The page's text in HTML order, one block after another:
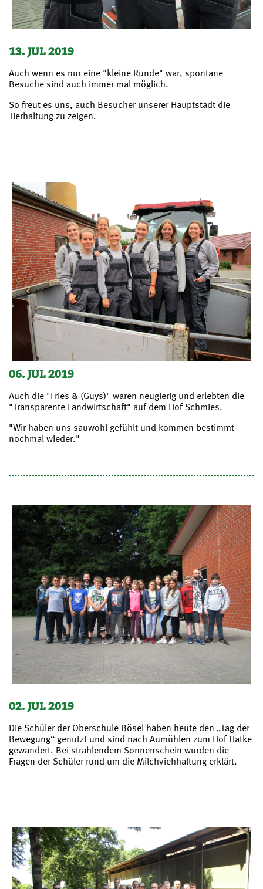
13. JUL 2019
Auch wenn es nur eine "kleine Runde" war, spontane
Besuche sind auch immer mal möglich.
So freut es uns, auch Besucher unserer Hauptstadt die
Tierhaltung zu zeigen.
06. JUL 2019
Auch die "Fries & (Guys)" waren neugierig und erlebten die
"Transparente Landwirtschaft" auf dem Hof Schmies.
"Wir haben uns sauwohl gefühlt und kommen bestimmt
nochmal wieder."
02. JUL 2019
Die Schüler der Oberschule Bösel haben heute den „Tag der
Bewegung“ genutzt und sind nach Aumühlen zum Hof Hatke
gewandert. Bei strahlendem Sonnenschein wurden die
Fragen der Schüler rund um die Milchviehhaltung erklärt.